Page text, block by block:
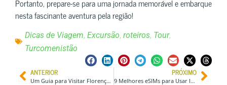
Portanto, prepare-se para uma jornada memorável e embarque
nesta fascinante aventura pela região!
Dicas de Viagem, Excursão, roteiros, Tour,
Turcomenistão
ANTERIOR
Um Guia para Visitar Florença, na Itália, pela Primeira Vez
PRÓXIMO
9 Melhores eSIMs para Usar Internet na Coreia do Sul | Mais Baratos Também!